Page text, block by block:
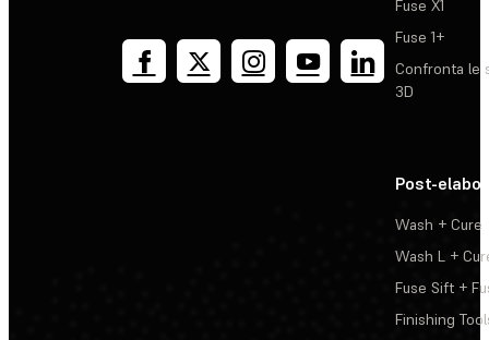
Fuse X1
Fuse 1+
Confronta le
3D
Post-
Wash + Cure
Wash L +
Fuse Sift +
Finishing